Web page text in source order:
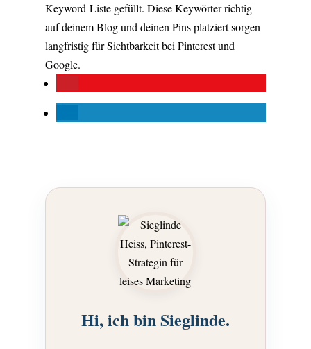
Keyword-Liste gefüllt. Diese Keywörter richtig
auf deinem Blog und deinen Pins platziert sorgen
langfristig für Sichtbarkeit bei Pinterest und
Google.
Hi, ich bin Sieglinde.